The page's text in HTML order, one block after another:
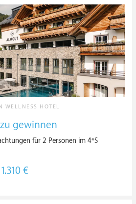
WELLNESS HOTEL
gewinnen
für 2 Personen im 4*S
1.310 €